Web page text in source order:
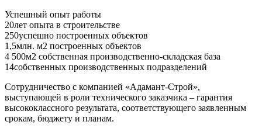
Успешный опыт работы
20лет опыта в строительстве
250успешно построенных объектов
1,5млн. м2 построенных объектов
4 500м2 собственная производственно-складская база
14собственных производственных подразделений
Сотрудничество с компанией «Адамант-Строй»,
выступающей в роли технического заказчика – гарантия
высококлассного результата, соответствующего заявленным
срокам, бюджету и планам.